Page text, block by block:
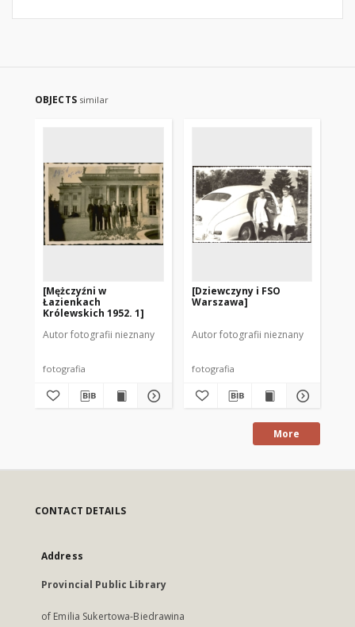
OBJECTS similar
[Mężczyźni w
Łazienkach
Królewskich 1952. 1]
Autor fotografii nieznany
fotografia
[Dziewczyny i FSO
Warszawa]
Autor fotografii nieznany
fotografia
More
CONTACT DETAILS
Address
Provincial Public Library
of Emilia Sukertowa-Biedrawina